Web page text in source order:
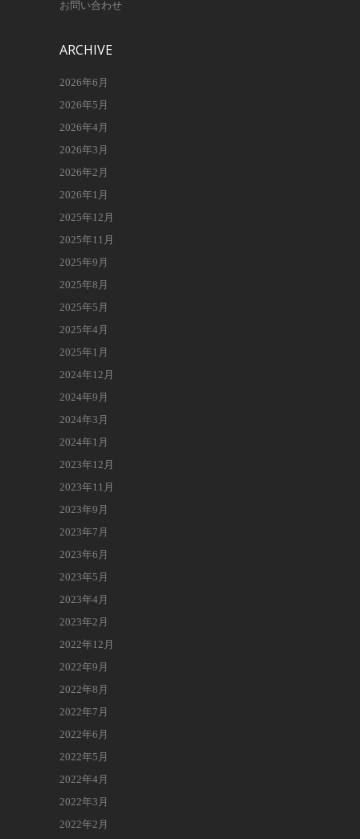
お問い合わせ
ARCHIVE
2026年6月
2026年5月
2026年4月
2026年3月
2026年2月
2026年1月
2025年12月
2025年11月
2025年9月
2025年8月
2025年5月
2025年4月
2025年1月
2024年12月
2024年9月
2024年3月
2024年1月
2023年12月
2023年11月
2023年9月
2023年7月
2023年6月
2023年5月
2023年4月
2023年2月
2022年12月
2022年9月
2022年8月
2022年7月
2022年6月
2022年5月
2022年4月
2022年3月
2022年2月